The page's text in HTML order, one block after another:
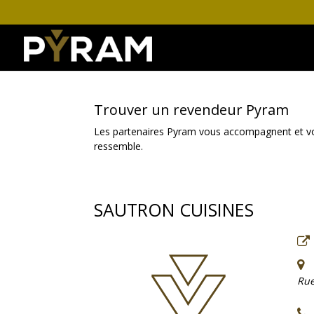
Trouver un revendeur Pyram
Les partenaires Pyram vous accompagnent et
ressemble.
SAUTRON CUISINES